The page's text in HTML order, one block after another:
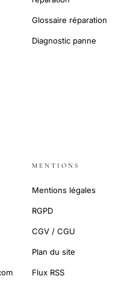
Glossaire réparation
Diagnostic panne
MENTIONS
Mentions légales
RGPD
CGV / CGU
Plan du site
Flux RSS